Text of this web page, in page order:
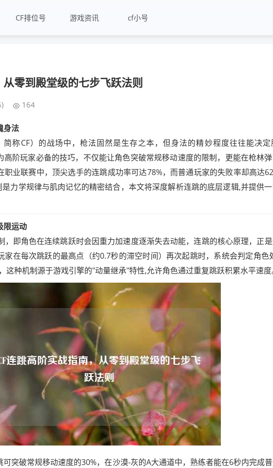
CF排位号 游戏资讯 cf小号
零到殿堂级的七步飞跃法则
164
身法
称CF）的战场中，枪法固然是生存之本，但身法的精妙程度往往能决定
阶玩家必备的技巧，不仅能让角色突破常规移动速度的限制，更能在枪林
职业联赛中，顶尖选手的连跳成功率可达78%，而普通玩家的失败率却高达
力学规律与肌肉记忆的精密结合，本文将深度解析连跳的底层逻辑,并提供
限运动
，即角色在连续跳跃时会因重力加速度逐渐失去动能，连跳的核心原理，正
家在每次跳跃的最高点（约0.7秒的滞空时间）再次起跳时，系统会判定角色
这种机制源于游戏引擎的"动量继承"特性,允许角色通过重复跳跃积累水平速度
突破常规移动速度的30%，在沙漠-灰的A大通道中，熟练者能在6秒内完成